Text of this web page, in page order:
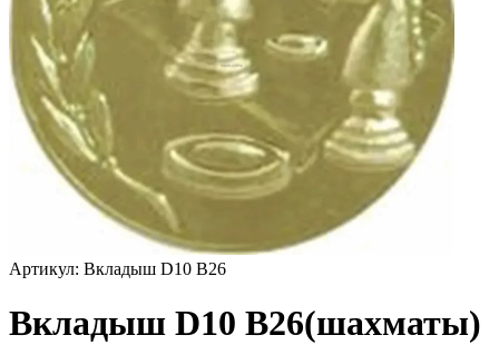
Артикул: Вкладыш D10 B26
Вкладыш D10 B26(шахматы)